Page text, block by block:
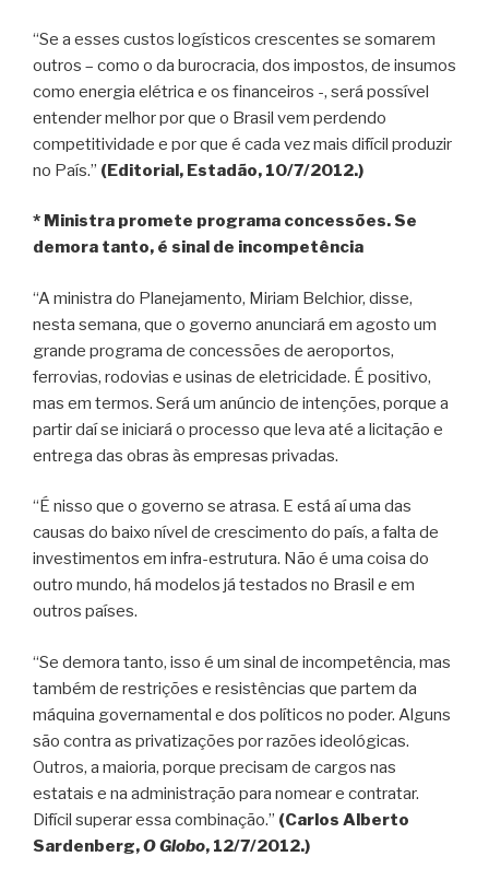
“Se a esses custos logísticos crescentes se somarem
outros – como o da burocracia, dos impostos, de insumos
como energia elétrica e os financeiros -, será possível
entender melhor por que o Brasil vem perdendo
competitividade e por que é cada vez mais difícil produzir
no País.” (Editorial, Estadão, 10/7/2012.)
* Ministra promete programa concessões. Se
demora tanto, é sinal de incompetência
“A ministra do Planejamento, Miriam Belchior, disse,
nesta semana, que o governo anunciará em agosto um
grande programa de concessões de aeroportos,
ferrovias, rodovias e usinas de eletricidade. É positivo,
mas em termos. Será um anúncio de intenções, porque a
partir daí se iniciará o processo que leva até a licitação e
entrega das obras às empresas privadas.
“É nisso que o governo se atrasa. E está aí uma das
causas do baixo nível de crescimento do país, a falta de
investimentos em infra-estrutura. Não é uma coisa do
outro mundo, há modelos já testados no Brasil e em
outros países.
“Se demora tanto, isso é um sinal de incompetência, mas
também de restrições e resistências que partem da
máquina governamental e dos políticos no poder. Alguns
são contra as privatizações por razões ideológicas.
Outros, a maioria, porque precisam de cargos nas
estatais e na administração para nomear e contratar.
Difícil superar essa combinação.” (Carlos Alberto
Sardenberg,O Globo, 12/7/2012.)